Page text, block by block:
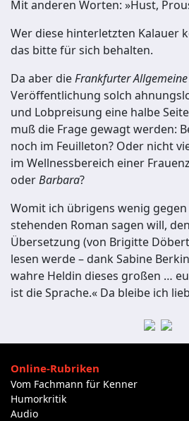
Mit anderen Worten: »Hust,
Wer diese hinterletzten Kalauer
das bitte für sich behalten.
Da aber dieFrankfurter Allgemeine
Veröffentlichung solch
und Lobpreisung eine halbe
muß die Frage gewagt werden:
noch im Feuilleton? Oder nicht
im Wellnessbereich einer
oderBarbara?
Womit ich übrigens wenig
stehenden Roman sagen will,
Übersetzung (von Brigitte
lesen werde – dank Sabine
wahre Heldin dieses großen …
ist die Sprache.« Da bleibe ich
Online-Rubriken
Vom Fachmann für Kenner
Humorkritik
Audio